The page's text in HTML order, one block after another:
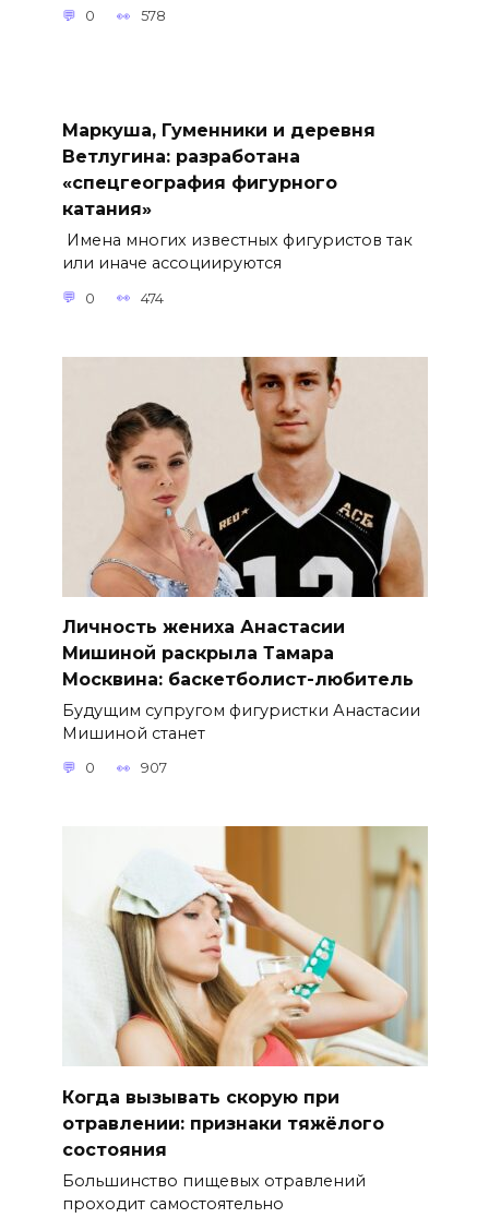
0 578
Маркуша, Гуменники и деревня
Ветлугина: разработана
«спецгеография фигурного
катания»
Имена многих известных фигуристов так
или иначе ассоциируются
0 474
Личность жениха Анастасии
Мишиной раскрыла Тамара
Москвина: баскетболист-любитель
Будущим супругом фигуристки Анастасии
Мишиной станет
0 907
Когда вызывать скорую при
отравлении: признаки тяжёлого
состояния
Большинство пищевых отравлений
проходит самостоятельно